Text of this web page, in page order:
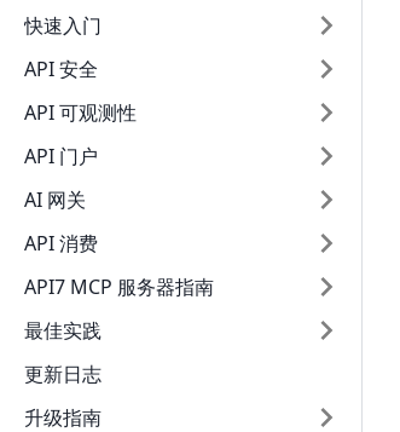
快速入门
API 安全
API 可观测性
API 门户
AI 网关
API 消费
API7 MCP 服务器指南
最佳实践
更新日志
升级指南